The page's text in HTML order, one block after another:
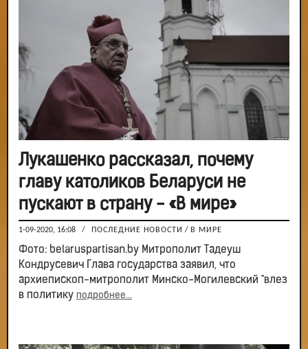
Лукашенко рассказал, почему
главу католиков Беларуси не
пускают в страну - «В мире»
1-09-2020, 16:08 / ПОСЛЕДНИЕ НОВОСТИ / В МИРЕ
Фото: belaruspartisan.by Митрополит Тадеуш
Кондрусевич Глава государства заявил, что
архиепископ-митрополит Минско-Могилевский "влез
в политику подробнее...